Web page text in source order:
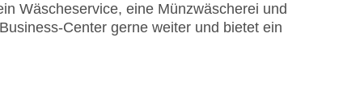
Wäscheservice, eine Münzwäscherei und
Center gerne weiter und bietet ein